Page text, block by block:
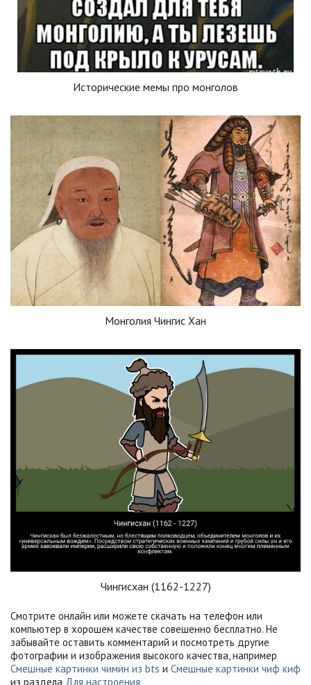
Исторические мемы про монголов
Монголия Чингис Хан
Чингисхан (1162-1227)
Смотрите онлайн или можете скачать на телефон или
компьютер в хорошем качестве совешенно бесплатно. Не
забывайте оставить комментарий и посмотреть другие
фотографии и изображения высокого качества, например
Смешные картинки чимин из bts и Смешные картинки чиф киф
из раздела Для настроения